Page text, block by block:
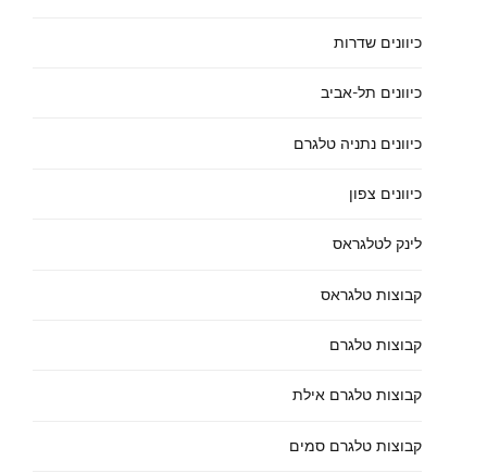
כיוונים שדרות
כיוונים תל-אביב
כיוונים נתניה טלגרם
כיוונים צפון
לינק לטלגראס
קבוצות טלגראס
קבוצות טלגרם
קבוצות טלגרם אילת
קבוצות טלגרם סמים